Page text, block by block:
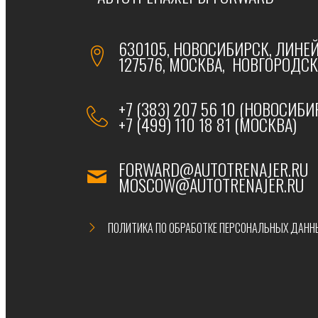
630105, НОВОСИБИРСК,
127576, МОСКВА,
+7 (383) 207 56 10
+7 (499) 110 18 81 (МОСКВА)
FORWARD@AUTOTRENAJER.RU
MOSCOW@AUTOTRENAJER.RU
ПОЛИТИКА ПО ОБРАБОТКЕ ПЕРСОНАЛЬНЫХ